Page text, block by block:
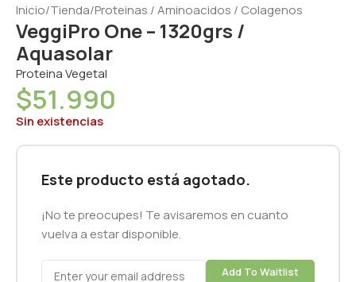
Inicio/Tienda/Proteinas / Aminoacidos / Colagenos
VeggiPro One – 1320grs /
Aquasolar
Proteina Vegetal
$51.990
Sin existencias
Este producto está agotado.
¡No te preocupes! Te avisaremos en cuanto
vuelva a estar disponible.
Add To Waitlist